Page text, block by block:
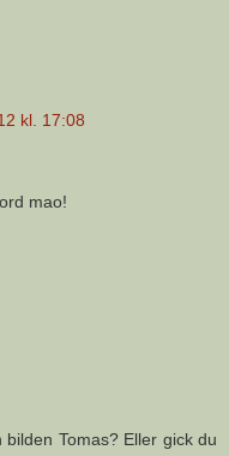
kl. 17:08
mao!
Tomas? Eller gick du